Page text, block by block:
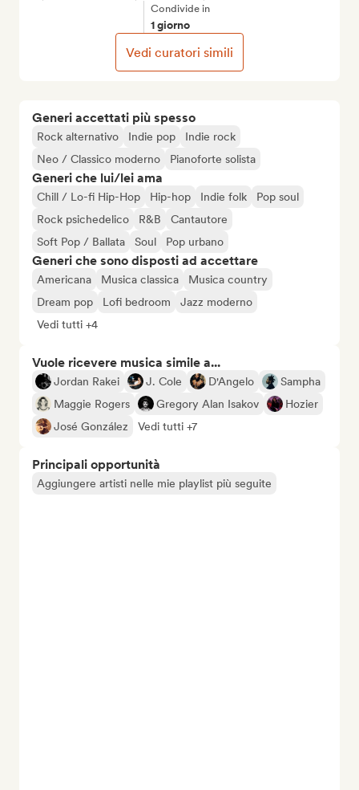
Generi accettati più spesso
Rock alternativo Indie pop
Indie rock
Neo / Classico moderno
Pianoforte solista
Generi che lui/lei ama
Chill / Lo-fi Hip-Hop Hip-hop Indie folk
Pop soul
Rock psichedelico
R&B
Cantautore
Soft Pop / Ballata
Soul Pop urbano
Generi che sono disposti ad accettare
Americana Musica classica
Musica country
Dream pop
Lofi bedroom
Jazz moderno
Vedi tutti +4
Vuole ricevere musica simile a...
Jordan Rakei J. Cole D'Angelo
Sampha
Maggie Rogers
Gregory Alan Isakov
Hozier
José González
Vedi tutti +7
Principali opportunità
Aggiungere artisti nelle mie playlist più seguite
Condivide in
1 giorno
Vedi curatori simili